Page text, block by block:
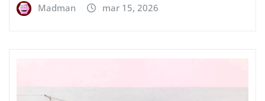
Madman mar 15, 2026